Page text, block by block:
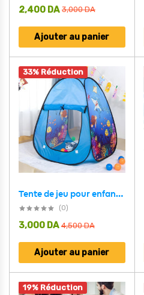
3,000DA
2,400 DA
Ajouter au panier
33% Réduction
Tente de jeu pour enfants avec 10 balles colorées – خيمة ألعاب للأطفال
(0)
4,500DA
3,000 DA
Ajouter au panier
19% Réduction